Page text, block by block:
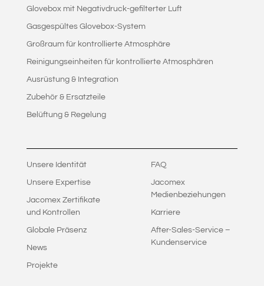
Glovebox mit Negativdruck-gefilterter Luft
Gasgespültes Glovebox-System
Großraum für kontrollierte Atmosphäre
Reinigungseinheiten für kontrollierte Atmosphären
Ausrüstung & Integration
Zubehör & Ersatzteile
Belüftung & Regelung
Unsere Identität
Unsere Expertise
Jacomex Zertifikate
und Kontrollen
Globale Präsenz
News
Projekte
FAQ
Jacomex
Medienbeziehungen
Karriere
After-Sales-Service –
Kundenservice